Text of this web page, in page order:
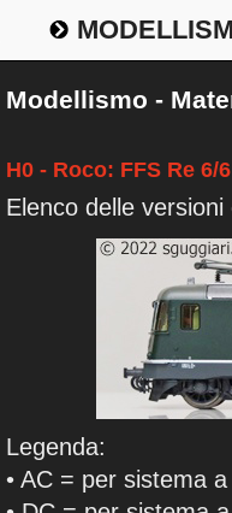
Modellismo -
H0 - Roco: FFS Re 6/6
Elenco delle
Legenda:
• AC = per sistema